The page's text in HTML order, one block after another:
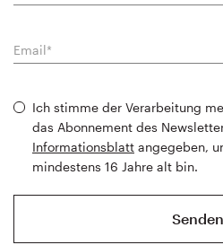
Ich stimme der Verarbeitung
das Abonnement des
Informationsblatt angegeben,
mindestens 16 Jahre alt bin.
Senden